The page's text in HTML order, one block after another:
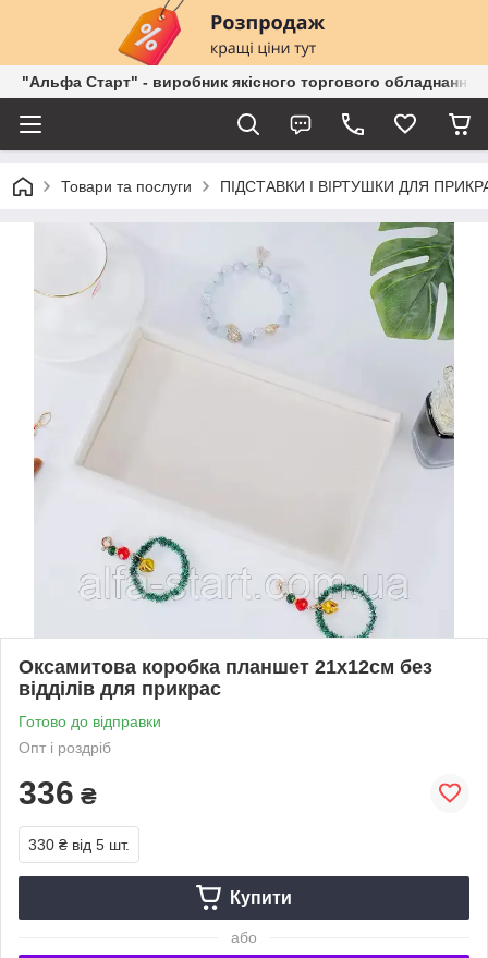
"Альфа Старт" - виробник якісного торгового обладнання
Товари та послуги ПІДСТАВКИ І ВІРТУШКИ ДЛЯ
Оксамитова коробка планшет 21х12см без
відділів для прикрас
Готово до відправки
Опт і роздріб
336 ₴
330 ₴ від 5 шт.
Купити
або